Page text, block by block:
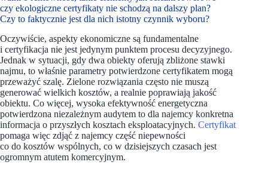
czy ekologiczne certyfikaty nie schodzą na dalszy plan?
Czy to faktycznie jest dla nich istotny czynnik wyboru?
Oczywiście, aspekty ekonomiczne są fundamentalne
i certyfikacja nie jest jedynym punktem procesu decyzyjnego.
Jednak w sytuacji, gdy dwa obiekty oferują zbliżone stawki
najmu, to właśnie parametry potwierdzone certyfikatem mogą
przeważyć szalę. Zielone rozwiązania często nie muszą
generować wielkich kosztów, a realnie poprawiają jakość
obiektu. Co więcej, wysoka efektywność energetyczna
potwierdzona niezależnym audytem to dla najemcy konkretna
informacja o przyszłych kosztach eksploatacyjnych. Certyfikat
pomaga więc zdjąć z najemcy część niepewności
co do kosztów wspólnych, co w dzisiejszych czasach jest
ogromnym atutem komercyjnym.